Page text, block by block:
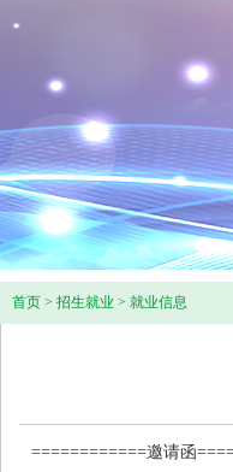
首页 > 招生就业 > 就业信息
============邀